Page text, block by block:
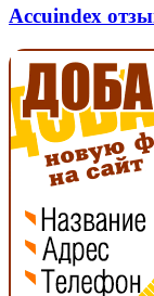
Accuindex